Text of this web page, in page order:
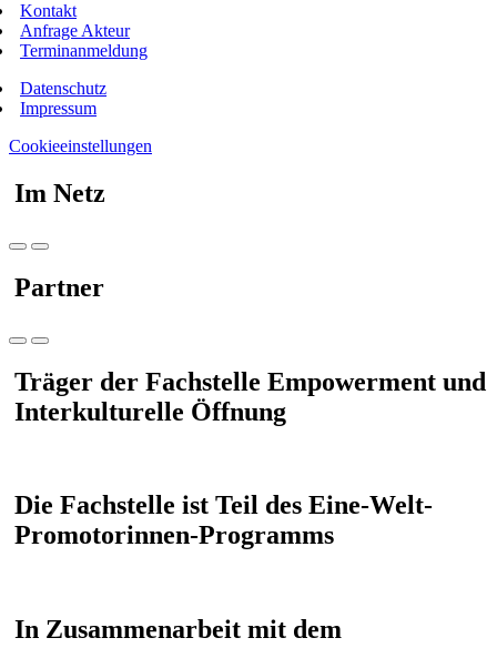
Kontakt
Anfrage Akteur
Terminanmeldung
Datenschutz
Impressum
Cookieeinstellungen
Im Netz
Partner
Träger der Fachstelle Empowerment und
Interkulturelle Öffnung
Die Fachstelle ist Teil des Eine-Welt-
Promotorinnen-Programms
In Zusammenarbeit mit dem